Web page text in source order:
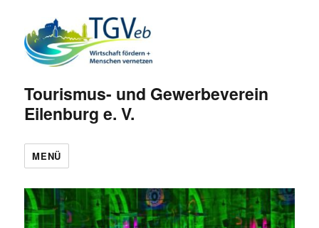
Tourismus- und Gewerbeverein
Eilenburg e. V.
MENÜ